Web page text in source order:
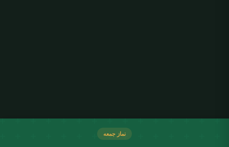
نماز جمعه